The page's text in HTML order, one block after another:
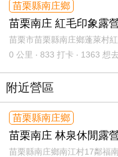
苗栗縣南庄鄉
苗栗南庄 紅毛印象露
苗栗市苗栗縣南庄鄉蓬萊村
0 公里 ‧ 833 打卡 ‧ 1363 想
附近營區
苗栗縣南庄鄉
苗栗南庄 林泉休閒露
苗栗縣南庄鄉南江村17鄰福